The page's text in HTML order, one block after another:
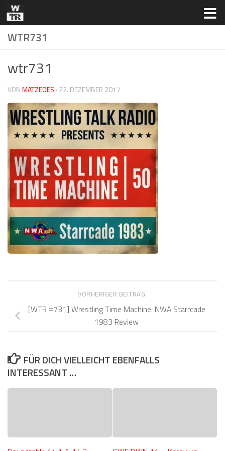
Zum Inhalt springen
WTR731
wtr731
VONMATZEOES · 22. DEZEMBER 2017
VORHERIGER BEITRAG
[WTR #731] Wrestling Time Machine: NWA Starrcade
1983 Review
FÜR DICH VIELLEICHT EBENFALLS
INTERESSANT …